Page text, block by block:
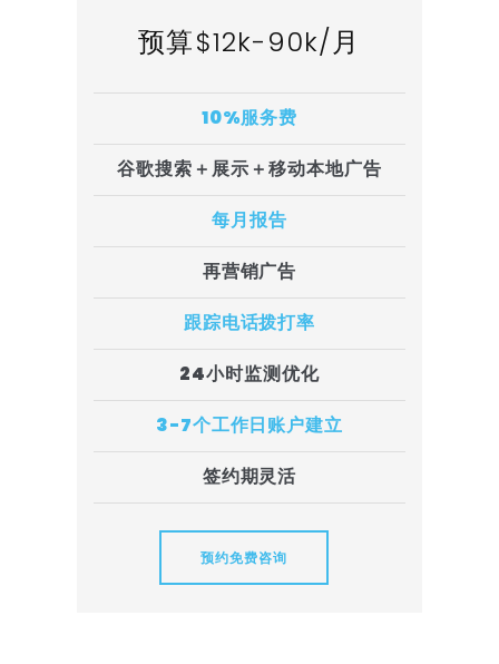
预算$12k-90k/月
10%服务费
谷歌搜索＋展示＋移动本地广告
每月报告
再营销广告
跟踪电话拨打率
24小时监测优化
3-7个工作日账户建立
签约期灵活
预约免费咨询